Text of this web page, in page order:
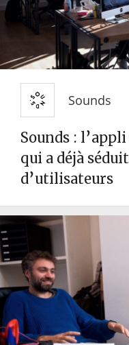
Sounds
Sounds :
qui a déjà
d’utilisateurs